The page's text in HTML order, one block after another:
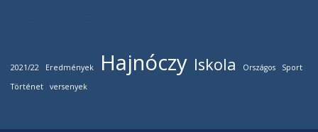
2021/22 Eredmények Hajnóczy Iskola Országos
Sport
Történet
versenyek